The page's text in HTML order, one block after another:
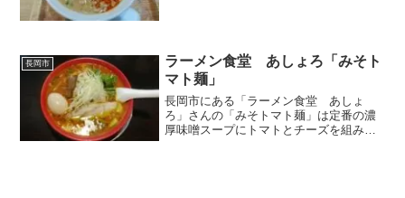
長岡市
ラーメン食堂 あしょろ「みそト
マト麺」
長岡市にある「ラーメン食堂 あしょ
ろ」さんの「みそトマト麺」は定番の濃
厚味噌スープにトマトとチーズを組み合